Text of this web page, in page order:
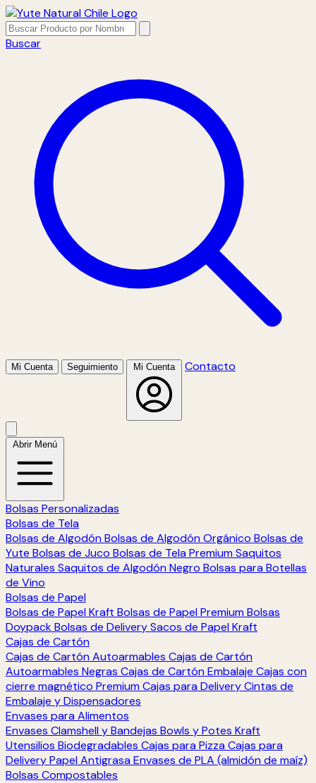
Buscar
Mi Cuenta Seguimiento Mi Cuenta Contacto
Abrir Menú
Bolsas Personalizadas
Bolsas de Tela
Bolsas de Algodón Bolsas de Algodón Orgánico Bolsas de
Yute Bolsas de Juco Bolsas de Tela Premium Saquitos
Naturales Saquitos de Algodón Negro Bolsas para Botellas
de Vino
Bolsas de Papel
Bolsas de Papel Kraft Bolsas de Papel Premium Bolsas
DoypackBolsas de DeliverySacos de Papel Kraft
Cajas de Cartón
Cajas de Cartón Autoarmables Cajas de Cartón
Autoarmables Negras Cajas de Cartón Embalaje Cajas con
cierre magnético Premium Cajas para DeliveryCintas de
Embalaje y Dispensadores
Envases para Alimentos
Envases Clamshell y Bandejas Bowls y Potes Kraft
Utensilios Biodegradables Cajas para Pizza Cajas para
DeliveryPapel Antigrasa Envases de PLA (almidón de maíz)
Bolsas Compostables